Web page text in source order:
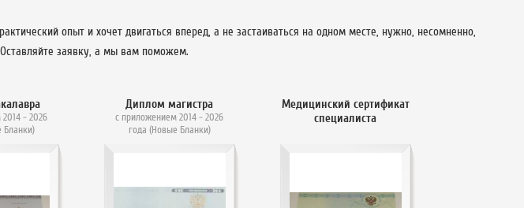
опыт и хочет двигаться вперед, а не застаиваться на одном месте, нужно, несомненно,
заявку, а мы вам поможем.
- 2026
Бланки)
Диплом магистра
с приложением 2014 - 2026
года (Новые Бланки)
Медицинский сертификат
специалиста